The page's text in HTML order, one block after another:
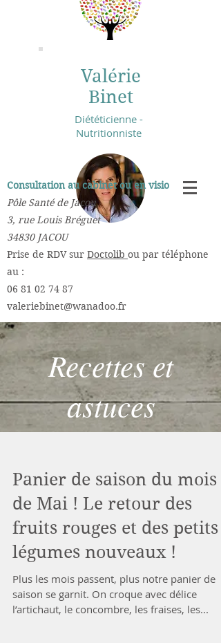
Valérie
Binet
Diététicienne -
Nutritionniste
Consultation au cabinet ou en visio :
Pôle Santé de Jacou
3, rue Louis Bréguet
34830 JACOU
​Prise de RDV sur Doctolib ou par téléphone
au :
06 81 02 74 87
valeriebinet@wanadoo.fr
Recettes et
astuces
Panier de saison du mois
de Mai ! Le retour des
fruits rouges et des petits
légumes nouveaux !
Plus les mois passent, plus notre panier de
saison se garnit. On croque avec délice
l’artichaut, le concombre, les fraises, les...